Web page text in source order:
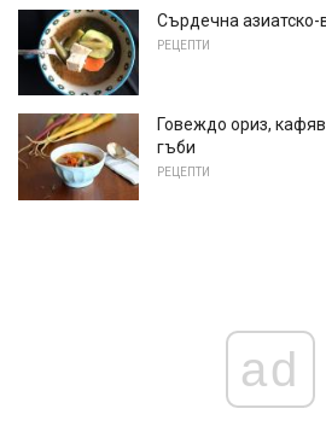
Сърдечна азиатско-
РЕЦЕПТИ
Говеждо ориз,
гъби
РЕЦЕПТИ
ad